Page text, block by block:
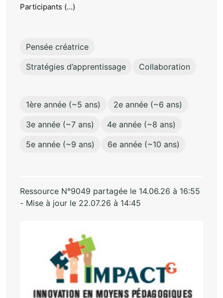
Participants (...)
Pensée créatrice
Stratégies d’apprentissage
Collaboration
1ère année (~5 ans)
2e année (~6 ans)
3e année (~7 ans)
4e année (~8 ans)
5e année (~9 ans)
6e année (~10 ans)
Ressource N°9049 partagée le 14.06.26 à 16:55
- Mise à jour le 22.07.26 à 14:45